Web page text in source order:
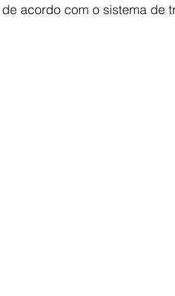
de acordo com o sistema de